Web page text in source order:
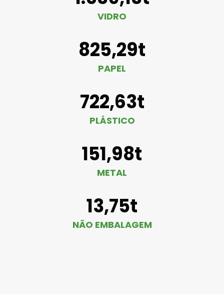
VIDRO
825,29t
PAPEL
722,63t
PLÁSTICO
151,98t
METAL
13,75t
NÃO EMBALAGEM